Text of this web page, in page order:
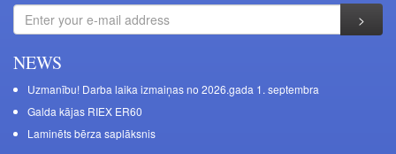
NEWS
Uzmanību! Darba laika izmaiņas no 2026.gada 1. septembra
Galda kājas RIEX ER60
Laminēts bērza saplāksnis